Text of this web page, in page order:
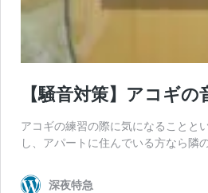
【騒音対策】アコギ
アコギの練習の際に気になることと
し、アパートに住んでいる方なら
深夜特急